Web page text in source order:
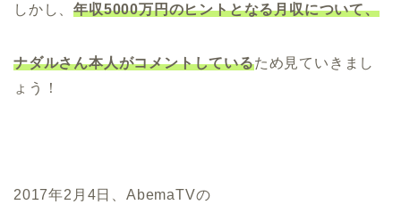
しかし、年収5000万円のヒントとなる月収について、
ナダルさん本人がコメントしているため見ていきまし
ょう！
2017年2月4日、AbemaTVの